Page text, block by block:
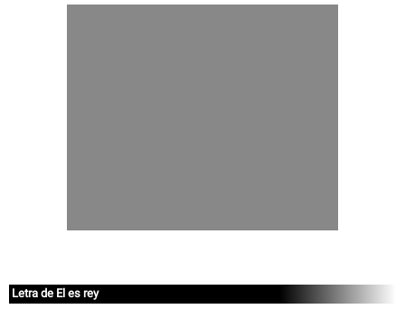
Letra de El es rey